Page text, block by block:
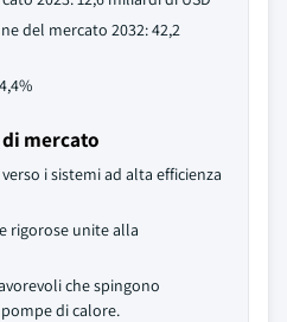
del mercato 2032: 42,2
mercato
i sistemi ad alta efficienza
rigorose unite alla
che spingono
di calore.